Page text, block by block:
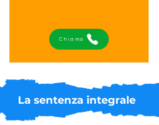
Chiama
La sentenza integrale